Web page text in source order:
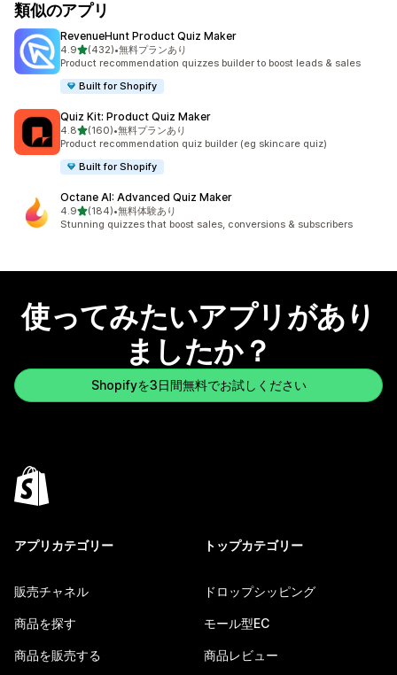
類似のアプリ
RevenueHunt Product Quiz Maker
4.95つ星中
(432)
合計レビュー数：432件
•無料プランあり
Product recommendation quizzes builder to boost leads & sales
Built for Shopify
Quiz Kit: Product Quiz Maker
4.85つ星中
(160)
合計レビュー数：160件
•無料プランあり
Product recommendation quiz builder (eg skincare quiz)
Built for Shopify
Octane AI: Advanced Quiz Maker
4.95つ星中
(184)
合計レビュー数：184件
•無料体験あり
Stunning quizzes that boost sales, conversions & subscribers
使ってみたいアプリがあり
ましたか？
Shopifyを3日間無料でお試しください
アプリカテゴリー
販売チャネル
商品を探す
商品を販売する
トップカテゴリー
ドロップシッピング
モール型EC
商品レビュー